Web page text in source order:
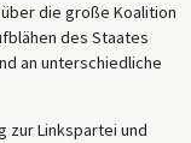
über die große Koalition
des Staates
an unterschiedliche
zur Linkspartei und